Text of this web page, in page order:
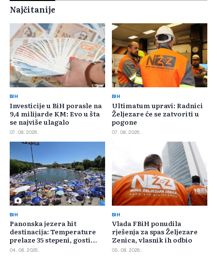
Najčitanije
BIH
Investicije u BiH porasle na
9,4 milijarde KM: Evo u šta
se najviše ulagalo
07. 08. 2026.
BIH
Ultimatum upravi: Radnici
Željezare će se zatvoriti u
pogone
07. 08. 2026.
BIH
Panonska jezera hit
destinacija: Temperature
prelaze 35 stepeni, gosti
pristižu iz cijele regije
04. 08. 2026.
BIH
Vlada FBiH ponudila
rješenja za spas Željezare
Zenica, vlasnik ih odbio
05. 08. 2026.